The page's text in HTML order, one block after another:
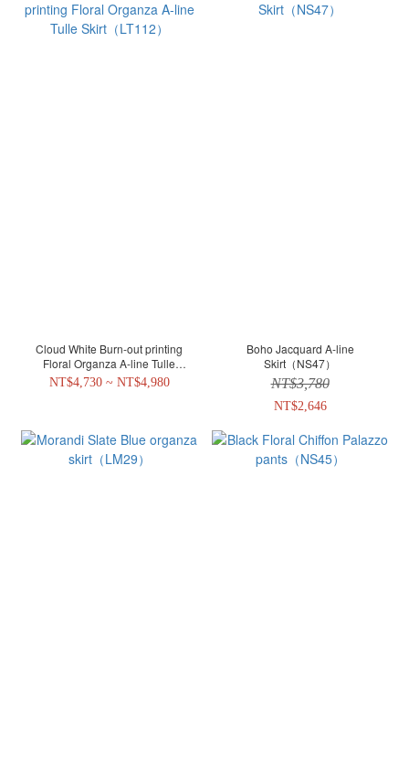
Cloud White Burn-out printing
Floral Organza A-line Tulle
Skirt（LT112）
NT$4,730 ~ NT$4,980
Boho Jacquard A-line
Skirt（NS47）
NT$3,780
NT$2,646